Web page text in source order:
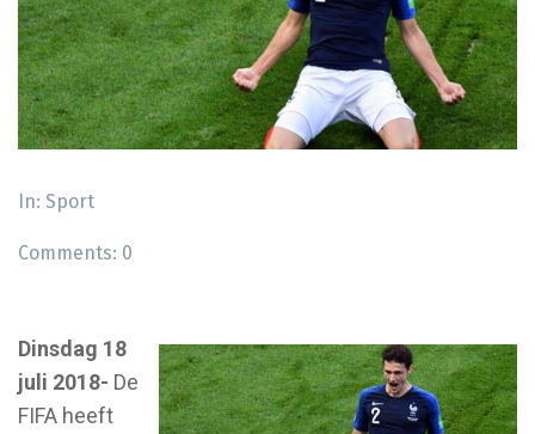
In: Sport
Comments: 0
Dinsdag 18
juli 2018- De
FIFA heeft